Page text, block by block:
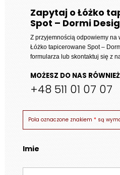
Zapytaj o Łóżko
Spot – Dormi
Z przyjemnością odpowiemy na
Łóżko tapicerowane Spot –
formularza lub skontaktuj się z
MOŻESZ DO NAS
+48 511 01 07 07
Pola oznaczone znakiem * są
Imie